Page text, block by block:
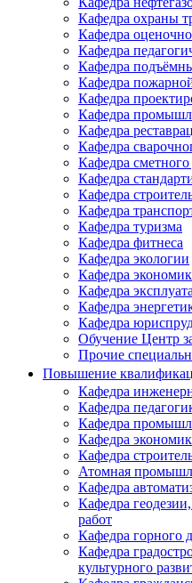
Кафедра охраны
Кафедра
Кафедра
Кафедра
Кафедра
Кафедра
Кафедра
Кафедра
Кафедра
Кафедра сметного
Кафедра
Кафедра
Кафедра
Кафедра туризма
Кафедра фитнеса
Кафедра экологии
Кафедра
Кафедра
Кафедра
Кафедра
Обучение Центр
Прочие
Повышение
Кафедра
Кафедра
Кафедра
Кафедра
Кафедра
Атомная
Кафедра
Кафедра
работ
Кафедра горного
Кафедра
культурного